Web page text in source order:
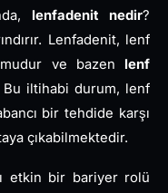
lenfadenit nedir?
Lenfadenit, lenf
ve bazen lenf
Bu iltihabi durum, lenf
bir tehdide karşı
çıkabilmektedir.
etkin bir bariyer rolü